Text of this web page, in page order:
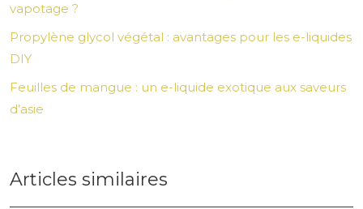
vapotage ?
Propylène glycol végétal : avantages pour les e-liquides
DIY
Feuilles de mangue : un e-liquide exotique aux saveurs
d’asie
Articles similaires